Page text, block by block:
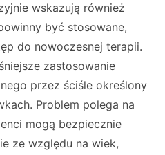
wskazują również
być stosowane,
do nowoczesnej terapii.
zastosowanie
przez ściśle określony
Problem polega na
mogą bezpiecznie
ze względu na wiek,